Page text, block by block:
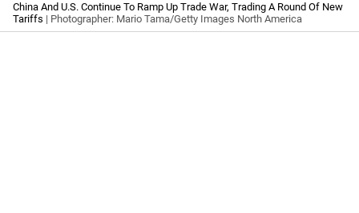
China And U.S. Continue To Ramp Up Trade War, Trading A Round Of New
Tariffs | Photographer: Mario Tama/Getty Images North America